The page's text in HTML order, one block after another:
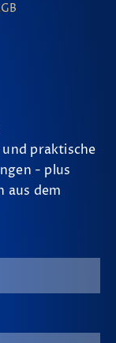
praktische
- plus
aus dem